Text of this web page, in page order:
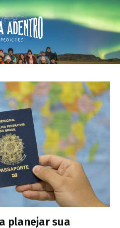
planejar sua